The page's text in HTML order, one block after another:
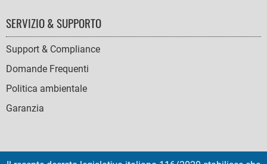
SERVIZIO & SUPPORTO
Support & Compliance
Domande Frequenti
Politica ambientale
Garanzia